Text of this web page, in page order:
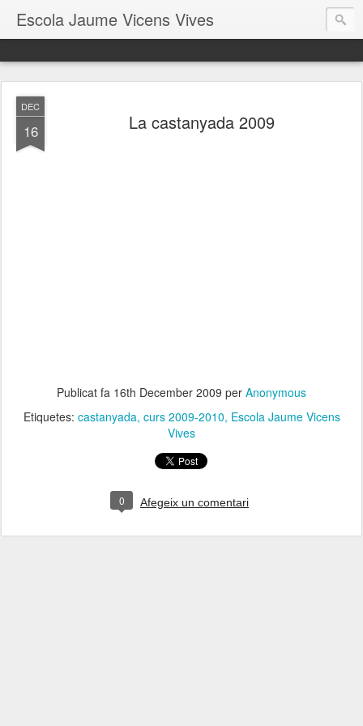
Escola Jaume Vicens Vives
DEC
16 La castanyada 2009
Publicat fa 16th December 2009 per Anonymous
Etiquetes: castanyada curs 2009-2010 Escola Jaume Vicens
Vives
0 Afegeix un comentari